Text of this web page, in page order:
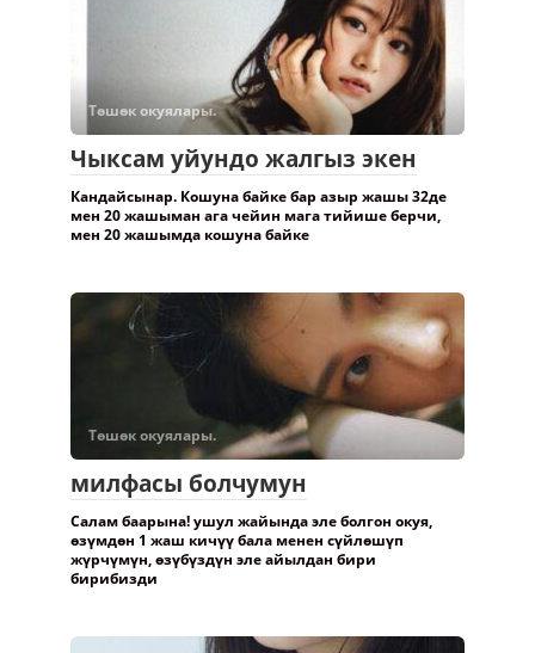
Төшөк окуялары.
Чыксам уйундо жалгыз экен
Кандайсынар. Кошуна байке бар азыр жашы 32де
мен 20 жашыман ага чейин мага тийише берчи,
мен 20 жашымда кошуна байке
Төшөк окуялары.
милфасы болчумун
Салам баарына! ушул жайында эле болгон окуя,
өзүмдөн 1 жаш кичүү бала менен сүйлөшүп
жүрчүмүн, өзүбүздүн эле айылдан бири
бирибизди